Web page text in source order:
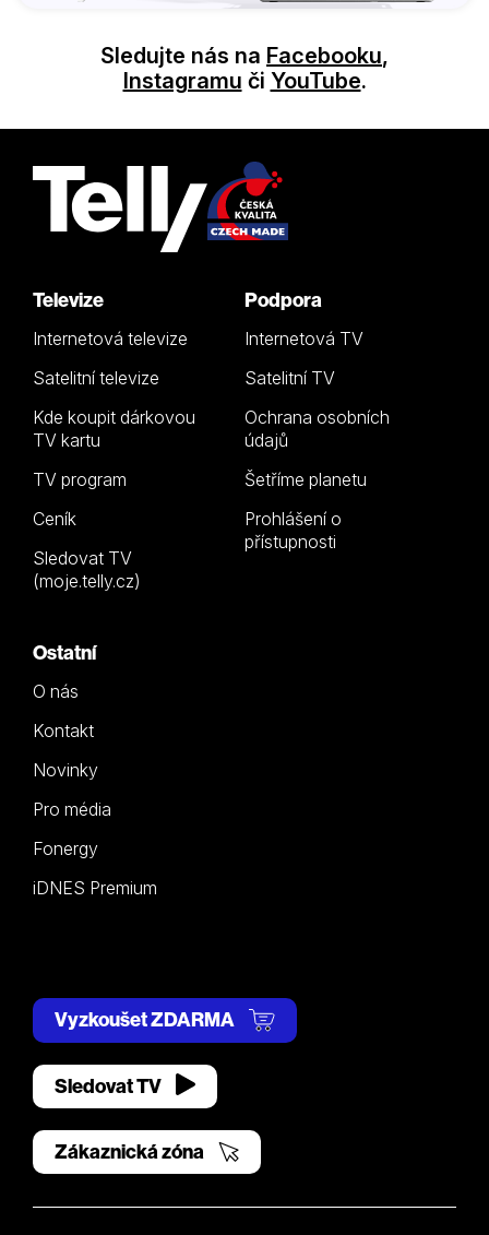
Sledujte nás na Facebooku,
Instagramu či YouTube.
Televize
Internetová televize
Satelitní televize
Kde koupit dárkovou
TV kartu
TV program
Ceník
Sledovat TV
(moje.telly.cz)
Podpora
Internetová TV
Satelitní TV
Ochrana osobních
údajů
Šetříme planetu
Prohlášení o
přístupnosti
Ostatní
O nás
Kontakt
Novinky
Pro média
Fonergy
iDNES Premium
Vyzkoušet ZDARMA
Sledovat TV
Zákaznická zóna